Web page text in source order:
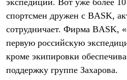
Женская одежда
Утепленная пухом
Брюки
Жилеты
Утепленная синтетикой
Куртки
Брюки
экспедиции. Вот уже более
спортсмен дружен с BASK,
сотрудничает. Фирма BASK,
первую российскую
кроме экипировки
поддержку группе Захарова.